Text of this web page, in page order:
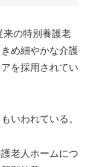
の特別養護老
め細やかな介護
を採用されてい
いわれている。
老人ホームにつ